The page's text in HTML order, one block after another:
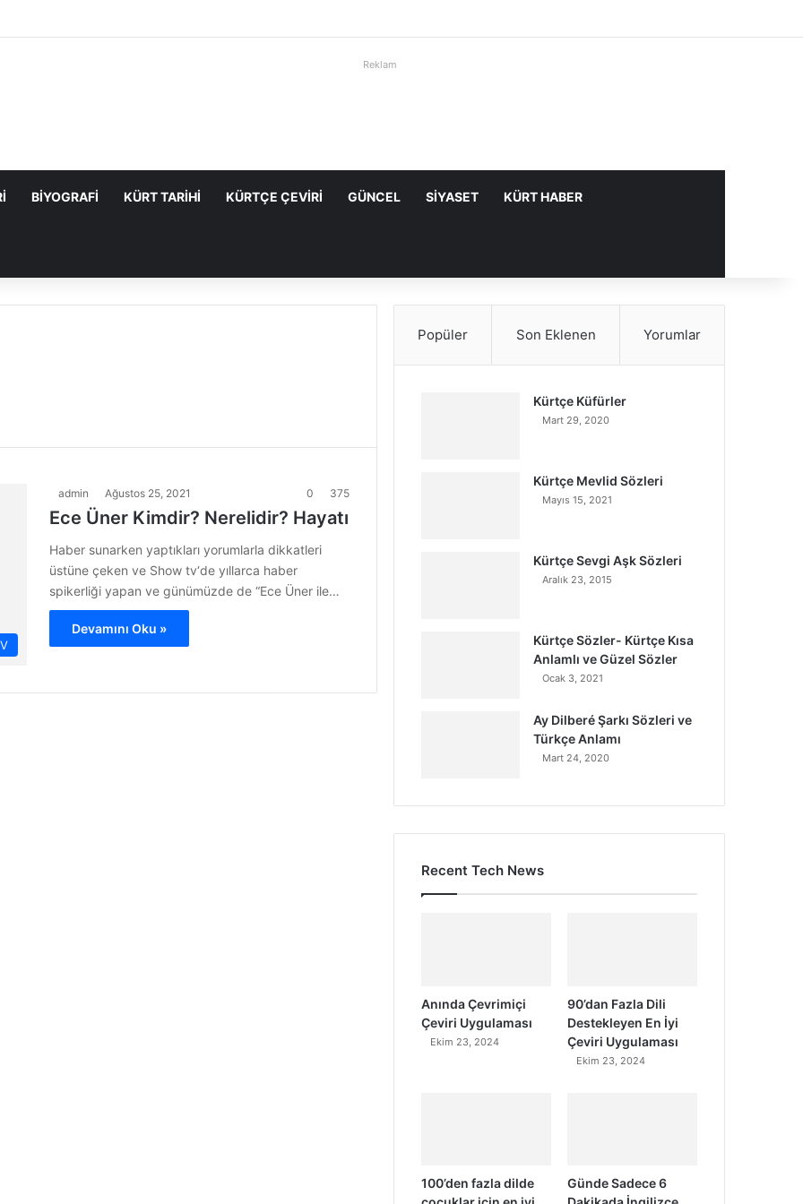
Reklam
BIYOGRAFI KÜRT TARIHI KÜRTÇE ÇEVIRI GÜNCEL SIYASET KÜRT HABER
admin Ağustos 25, 2021 0 375
Ece Üner Kimdir? Nerelidir? Hayatı
Haber sunarken yaptıkları yorumlarla dikkatleri
üstüne çeken ve Show tv‘de yıllarca haber
spikerliği yapan ve günümüzde de “Ece Üner ile…
Devamını Oku »
Popüler Son Eklenen Yorumlar
Kürtçe Küfürler
Mart 29, 2020
Kürtçe Mevlid Sözleri
Mayıs 15, 2021
Kürtçe Sevgi Aşk Sözleri
Aralık 23, 2015
Kürtçe Sözler- Kürtçe Kısa
Anlamlı ve Güzel Sözler
Ocak 3, 2021
Ay Dilberé Şarkı Sözleri ve
Türkçe Anlamı
Mart 24, 2020
Recent Tech News
Anında Çevrimiçi
Çeviri Uygulaması
Ekim 23, 2024
90’dan Fazla Dili
Destekleyen En İyi
Çeviri Uygulaması
Ekim 23, 2024
100’den fazla dilde
Günde Sadece 6